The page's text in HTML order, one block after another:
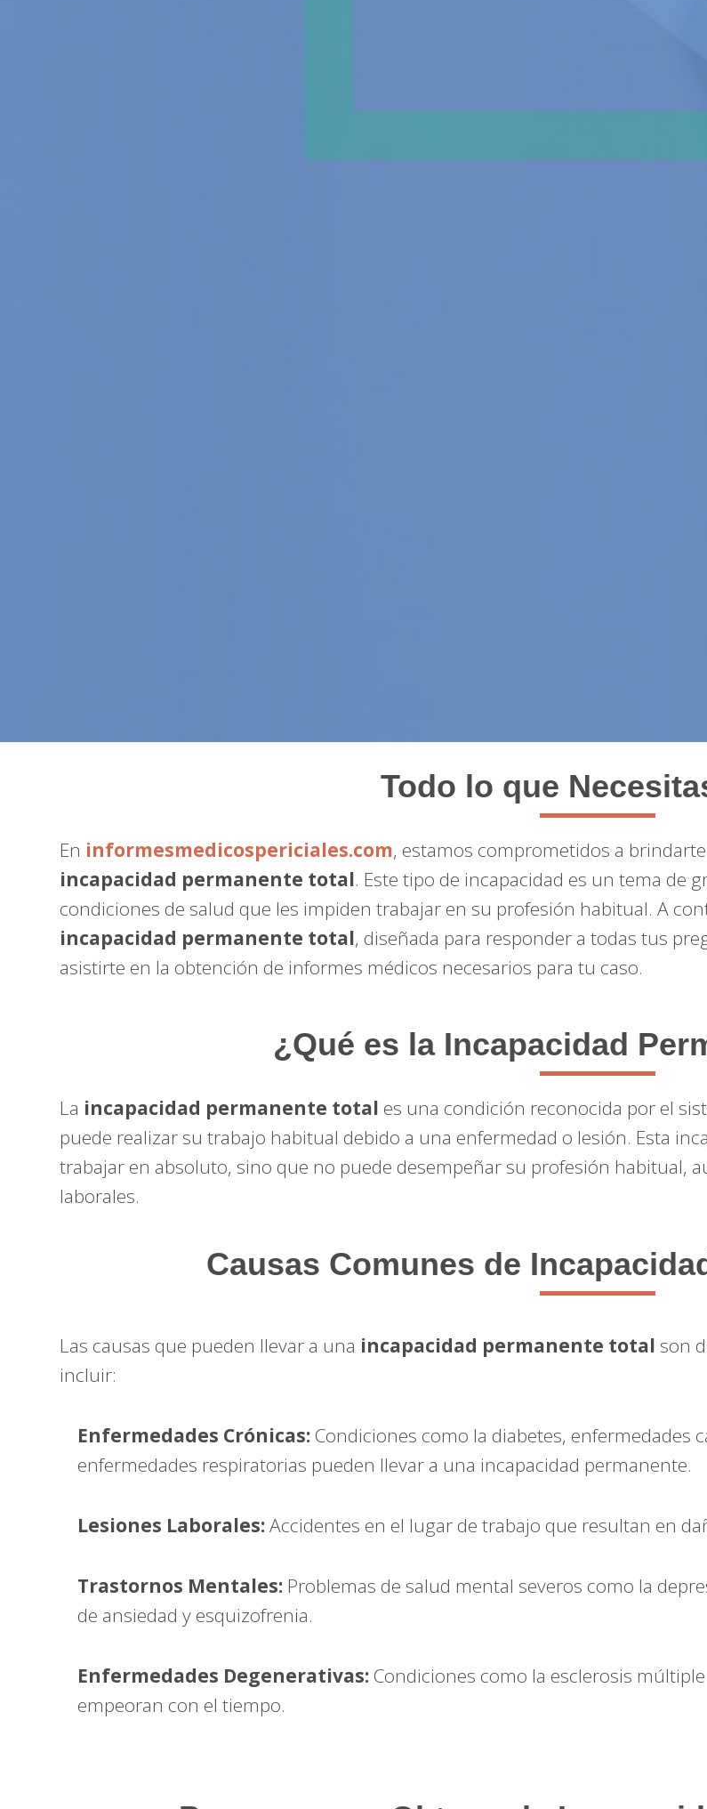
Todo lo que
En informesmedicospericiales.com, estamos comprometidos a
incapacidad permanente total. Este tipo de incapacidad es un tema de
condiciones de salud que les impiden trabajar en su profesión habitual. A
incapacidad permanente total, diseñada para responder a todas tus
asistirte en la obtención de informes médicos necesarios para tu caso.
¿Qué es la Incapacidad
La incapacidad permanente total es una condición reconocida por el
puede realizar su trabajo habitual debido a una enfermedad o lesión. Esta
trabajar en absoluto, sino que no puede desempeñar su profesión habitual,
laborales.
Causas Comunes de
Las causas que pueden llevar a una incapacidad permanente total son
incluir:
Enfermedades Crónicas: Condiciones como la diabetes, enfermedades
enfermedades respiratorias pueden llevar a una incapacidad permanente.
Lesiones Laborales:Accidentes en el lugar de trabajo que resultan en
Trastornos Mentales: Problemas de salud mental severos como la
de ansiedad y esquizofrenia.
Enfermedades Degenerativas: Condiciones como la esclerosis
empeoran con el tiempo.